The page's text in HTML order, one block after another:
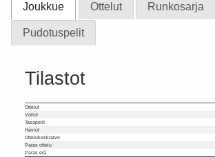
Joukkue Ottelut Runkosarja
Pudotuspelit
Tilastot
Ottelut
Voitot
Tasapelit
Häviöt
Ottelukeskiarvo
Paras ottelu
Paras erä